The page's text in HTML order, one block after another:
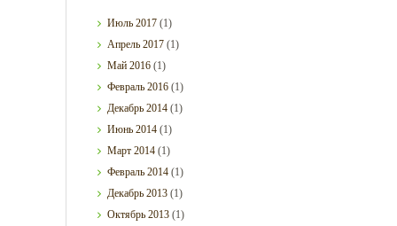
Июль2017 (1)
Апрель2017 (1)
Май2016 (1)
Февраль2016 (1)
Декабрь2014 (1)
Июнь2014 (1)
Март2014 (1)
Февраль2014 (1)
Декабрь2013 (1)
Октябрь2013 (1)